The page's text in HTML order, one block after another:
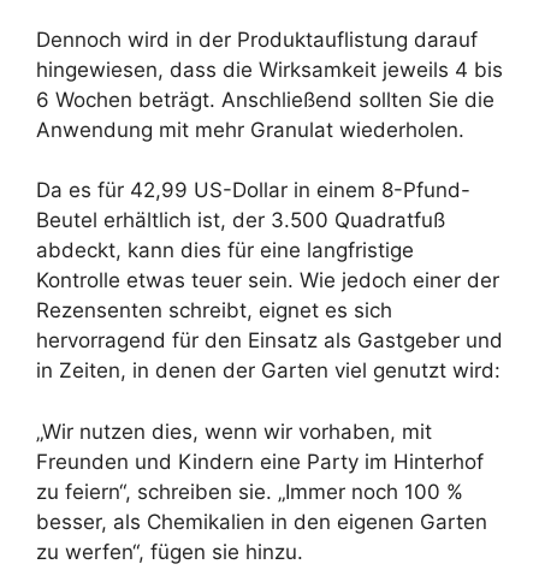
Dennoch wird in der Produktauflistung darauf
hingewiesen, dass die Wirksamkeit jeweils 4 bis
6 Wochen beträgt. Anschließend sollten Sie die
Anwendung mit mehr Granulat wiederholen.
Da es für 42,99 US-Dollar in einem 8-Pfund-
Beutel erhältlich ist, der 3.500 Quadratfuß
abdeckt, kann dies für eine langfristige
Kontrolle etwas teuer sein. Wie jedoch einer der
Rezensenten schreibt, eignet es sich
hervorragend für den Einsatz als Gastgeber und
in Zeiten, in denen der Garten viel genutzt wird:
„Wir nutzen dies, wenn wir vorhaben, mit
Freunden und Kindern eine Party im Hinterhof
zu feiern“, schreiben sie. „Immer noch 100 %
besser, als Chemikalien in den eigenen Garten
zu werfen“, fügen sie hinzu.